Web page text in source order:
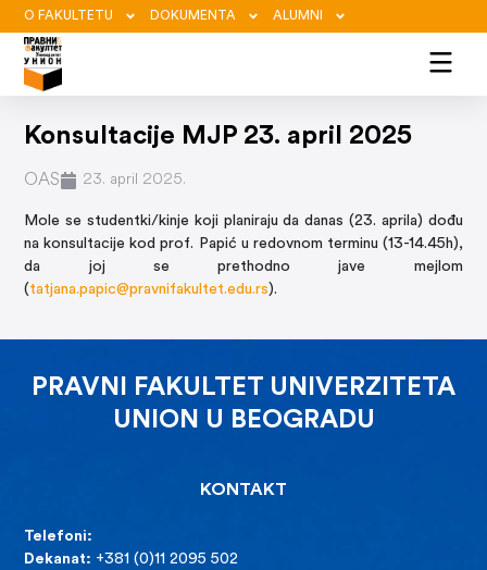
O FAKULTETU DOKUMENTA ALUMNI
Konsultacije MJP 23. april 2025
OAS 23. april 2025.
Mole se studentki/kinje koji planiraju da danas (23. aprila) dođu
na konsultacije kod prof. Papić u redovnom terminu (13-14.45h),
da joj se prethodno jave mejlom
(tatjana.papic@pravnifakultet.edu.rs).
PRAVNI FAKULTET UNIVERZITETA
UNION U BEOGRADU
KONTAKT
Telefoni:
Dekanat: +381 (0)11 2095 502